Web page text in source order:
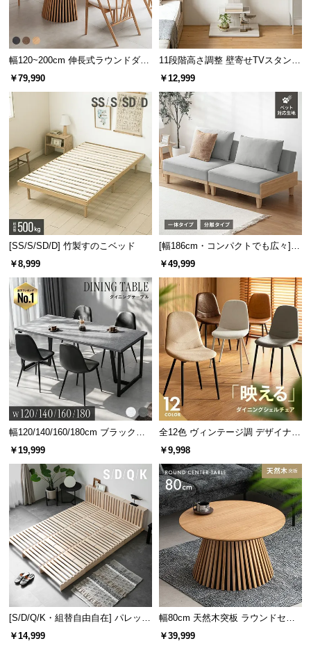
幅120~200cm 伸長式ラウンドダイ
ニングテーブル 6人掛け 天然木突
板 美しい格子デザイン
￥79,990
11段階高さ調整 壁寄せTVスタンド
キャスター付き 上下左右角度調節
￥12,999
[SS/S/SD/D] 竹製すのこベッド
￥8,999
[幅186cm・コンパクトでも広々] 3
人掛けソファベッド リクライニン
￥49,999
幅120/140/160/180cm ブラックフ
レーム ダイニング 大理石調 4人掛
￥19,999
全12色 ヴィンテージ調 デザイナー
ズシェルチェア
￥9,998
[S/D/Q/K・組替自由自在] パレット
ベッド 8/12/16枚セット
￥14,999
幅80cm 天然木突板 ラウンドセン
ターテーブル 美しい格子デザイン
￥39,999